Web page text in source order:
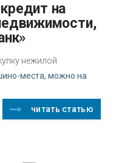
нежилой
места, можно на
читать статью